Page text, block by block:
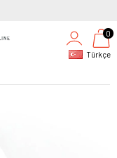
Türkçe
0